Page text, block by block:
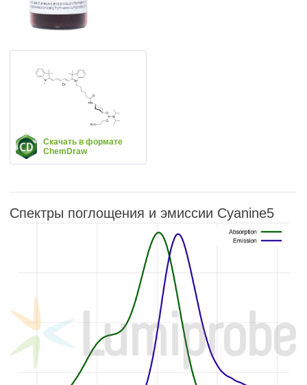
Скачать в формате
ChemDraw
Спектры поглощения и эмиссии Cyanine5